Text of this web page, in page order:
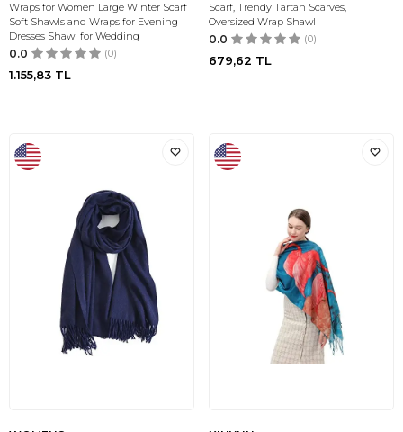
Wraps for Women Large Winter Scarf
Soft Shawls and Wraps for Evening
Dresses Shawl for Wedding
0.0 (0)
1.155,83 TL
Scarf, Trendy Tartan Scarves,
Oversized Wrap Shawl
0.0 (0)
679,62 TL